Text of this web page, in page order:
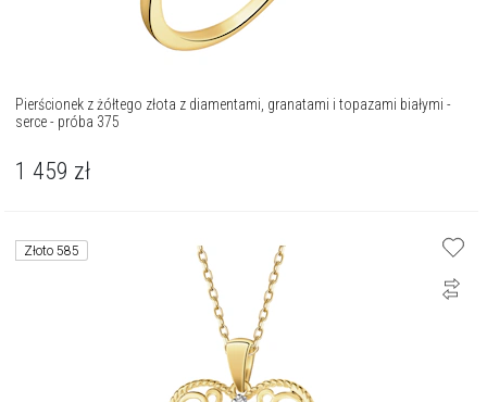
Pierścionek z żółtego złota z diamentami, granatami i topazami białymi -
serce - próba 375
1 459 zł
Złoto 585